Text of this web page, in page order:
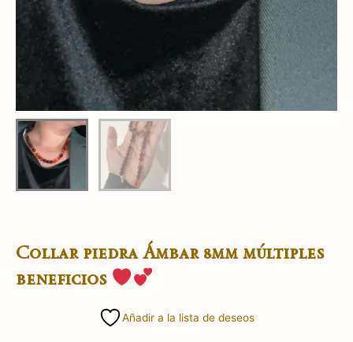
Collar piedra Ámbar 8mm múltiples
beneficios
Añadir a la lista de deseos